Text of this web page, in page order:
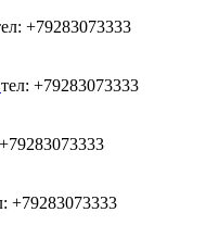
+79283073333
тел: +79283073333
+79283073333